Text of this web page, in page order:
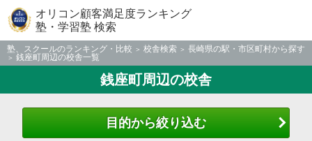
オリコン顧客満足度ランキング
塾・学習塾 検索
塾、スクールのランキング・比較 校舎検索
長崎県の駅・市区町村から探す
銭座町周辺の校舎一覧
銭座町周辺の校舎
目的から絞り込む